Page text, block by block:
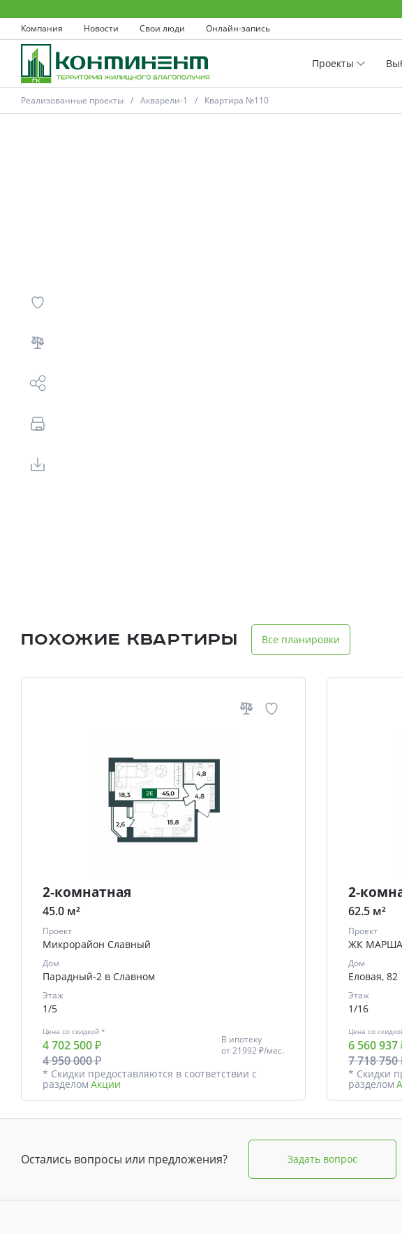
Компания Новости Свои люди Онлайн-запись
Проекты
Новости
Выбор недвижимости
О компании
Реализованные проекты Акварели-1 Квартира №110
Похожие квартиры Все планировки
2-комнатная
45.0 м²
Проект
Микрорайон Славный
Дом
Парадный-2 в Славном
Этаж
1/5
Цена со скидкой *
4 702 500 ₽
4 950 000 ₽
В ипотеку
от21992 ₽/мес.
* Скидки предоставляются в соответствии с
разделом Акции
2-
62.5 м²
Проект
ЖК
Дом
Еловая, 82
Этаж
1/16
Цена со
6 560 937
7 718 750
* Скидки
разделом
Остались вопросы или предложения? Задать вопрос